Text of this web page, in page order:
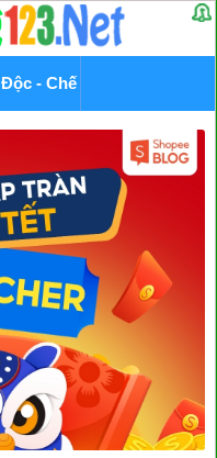
Độc - Chế